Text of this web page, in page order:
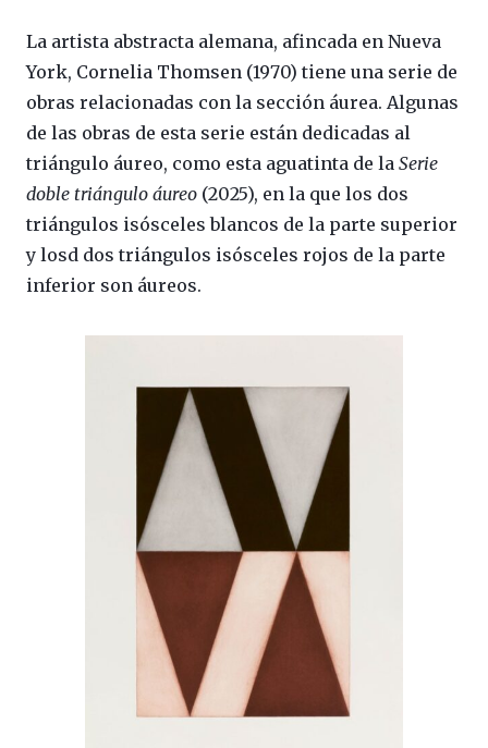
La artista abstracta alemana, afincada en Nueva
York, Cornelia Thomsen (1970) tiene una serie de
obras relacionadas con la sección áurea. Algunas
de las obras de esta serie están dedicadas al
triángulo áureo, como esta aguatinta de la Serie
doble triángulo áureo (2025), en la que los dos
triángulos isósceles blancos de la parte superior
y losd dos triángulos isósceles rojos de la parte
inferior son áureos.